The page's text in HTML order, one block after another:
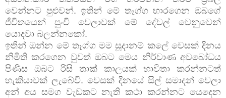
වෙන්නට පුළුවන්. ඉතින් මේ තෑග්ග භාරගෙන ඔබගේ
ජීවිතයෙන් පුංචි වෙලාවක් මේ දේවල් වෙනුවෙන්
යොදවා බලන්නකෝ.
ඉතින් ඔන්න මේ තෑග්ග මම සූදානම් කලේ වෙසක් දිනය
නිමිති කරගෙන වුවත් ඔබට මෙය නිර්වාණ අවබෝධය
පිණිස ඔබට රිසි තාක් කාලයක් භාවිතා කරන්නටත්
හැකියාවක් ලැබේවි. වෙසක් දිනයේ සිල් සමාදන් වෙලා
අන් අය සමග වැඩකට නැති කථා කරන්නට යෙදෙන